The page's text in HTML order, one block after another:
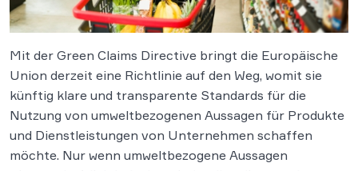
Mit der Green Claims Directive bringt die Europäische
Union derzeit eine Richtlinie auf den Weg, womit sie
künftig klare und transparente Standards für die
Nutzung von umweltbezogenen Aussagen für Produkte
und Dienstleistungen von Unternehmen schaffen
möchte. Nur wenn umweltbezogene Aussagen